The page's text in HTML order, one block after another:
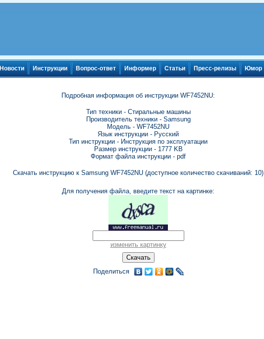
Новости Инструкции Вопрос-ответ Информер Статьи Пресс-релизы Юмор
Подробная информация об инструкции WF7452NU:
Тип техники - Стиральные машины
Производитель техники - Samsung
Модель - WF7452NU
Язык инструкции - Русский
Тип инструкции - Инструкция по эксплуатации
Размер инструкции - 1777 KB
Формат файла инструкции - pdf
Скачать инструкцию к Samsung WF7452NU (доступное количество скачиваний: 10)
Для получения файла, введите текст на картинке:
изменить картинку
Поделиться